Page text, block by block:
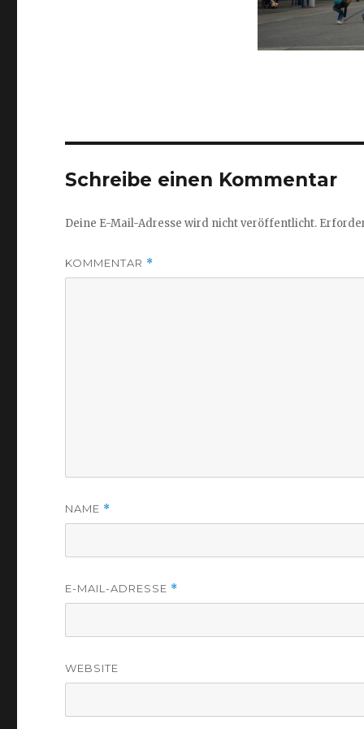
Schreibe einen Kommentar
Deine E-Mail-Adresse wird nicht veröffentlicht.
KOMMENTAR *
NAME *
E-MAIL-ADRESSE *
WEBSITE